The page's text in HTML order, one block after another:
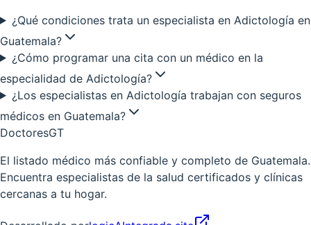
¿Qué condiciones trata un especialista en Adictología en
Guatemala?
¿Cómo programar una cita con un médico en la
especialidad de Adictología?
¿Los especialistas en Adictología trabajan con seguros
médicos en Guatemala?
DoctoresGT
El listado médico más confiable y completo de Guatemala.
Encuentra especialistas de la salud certificados y clínicas
cercanas a tu hogar.